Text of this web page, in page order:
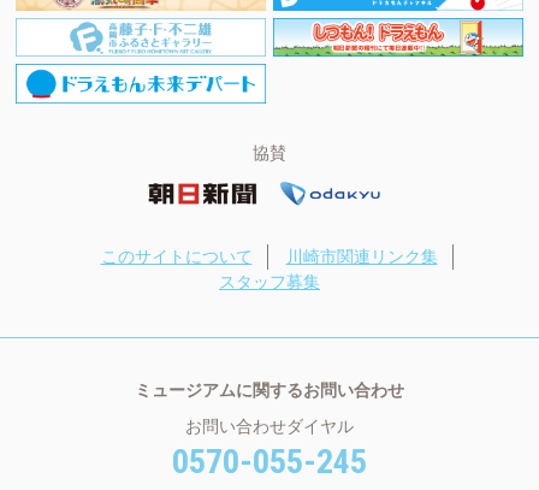
協賛
このサイトについて
川崎市関連リンク集
スタッフ募集
ミュージアムに関するお問い合わせ
お問い合わせダイヤル
0570-055-245